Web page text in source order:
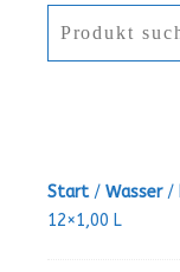
Start/ Wasser/
12×1,00 L